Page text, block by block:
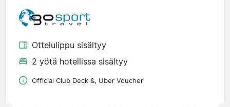
Ottelulippu sisältyy
2 yötä hotellissa sisältyy
Official Club Deck &, Uber Voucher